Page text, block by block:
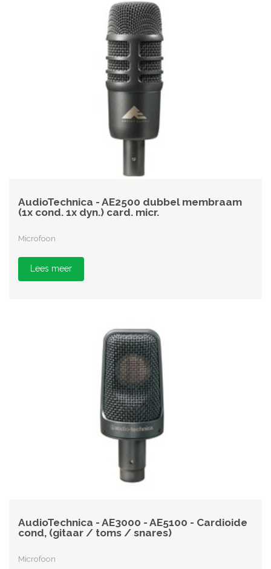
AudioTechnica - AE2500 dubbel membraam
(1x cond. 1x dyn.) card. micr.
Microfoon
Lees meer
AudioTechnica - AE3000 - AE5100 - Cardioide
cond, (gitaar / toms / snares)
Microfoon